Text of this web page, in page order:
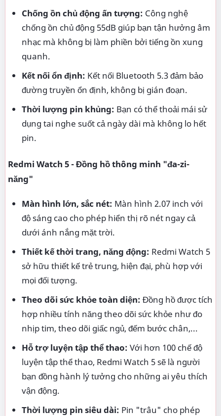
Chống ồn chủ động ấn tượng: Công nghệ
chống ồn chủ động 55dB giúp bạn tận hưởng âm
nhạc mà không bị làm phiền bởi tiếng ồn xung
quanh.
Kết nối ổn định: Kết nối Bluetooth 5.3 đảm bảo
đường truyền ổn định, không bị gián đoạn.
Thời lượng pin khủng: Bạn có thể thoải mái sử
dụng tai nghe suốt cả ngày dài mà không lo hết
pin.
Redmi Watch 5 - Đồng hồ thông minh "đa-zi-
năng"
Màn hình lớn, sắc nét: Màn hình 2.07 inch với
độ sáng cao cho phép hiển thị rõ nét ngay cả
dưới ánh nắng mặt trời.
Thiết kế thời trang, năng động: Redmi Watch 5
sở hữu thiết kế trẻ trung, hiện đại, phù hợp với
mọi đối tượng.
Theo dõi sức khỏe toàn diện: Đồng hồ được tích
hợp nhiều tính năng theo dõi sức khỏe như đo
nhịp tim, theo dõi giấc ngủ, đếm bước chân,...
Hỗ trợ luyện tập thể thao: Với hơn 100 chế độ
luyện tập thể thao, Redmi Watch 5 sẽ là người
bạn đồng hành lý tưởng cho những ai yêu thích
vận động.
Thời lượng pin siêu dài: Pin "trâu" cho phép